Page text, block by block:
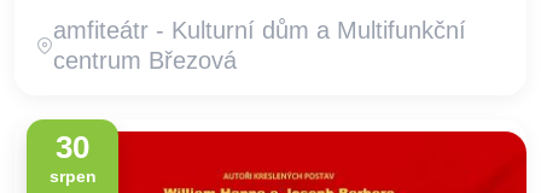
amfiteátr - Kulturní dům a Multifunkční
centrum Březová
30
srpen